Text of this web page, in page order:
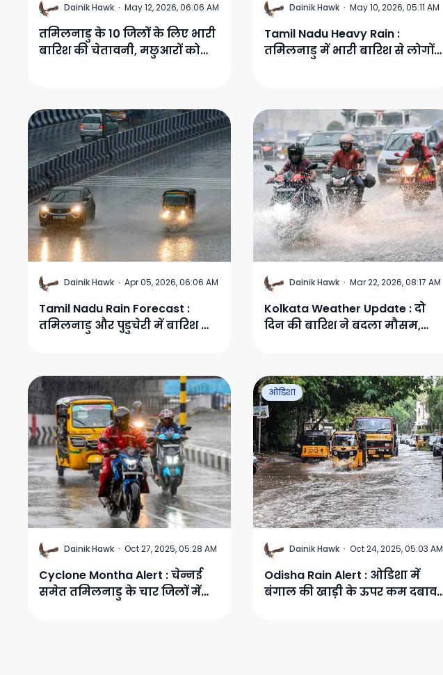
D Dainik Hawk · May 12, 2026, 06:06 AM
तमिलनाडु के 10 जिलों के लिए भारी
बारिश की चेतावनी, मछुआरों को
D Dainik Hawk · May 10, 2026, 05:11 AM
Tamil Nadu Heavy Rain :
तमिलनाडु में भारी बारिश से लोगों
D Dainik Hawk · Apr 05, 2026, 06:06 AM
Tamil Nadu Rain Forecast :
तमिलनाडु और पुडुचेरी में बारिश का
D Dainik Hawk · Mar 22, 2026, 08:17 AM
Kolkata Weather Update : दो
दिन की बारिश ने बदला मौसम,
D Dainik Hawk · Oct 27, 2025, 05:28 AM
Cyclone Montha Alert : चेन्नई
समेत तमिलनाडु के चार जिलों में
ओडिशा
D Dainik Hawk · Oct 24, 2025, 05:03 AM
Odisha Rain Alert : ओडिशा में
बंगाल की खाड़ी के ऊपर कम दबाव